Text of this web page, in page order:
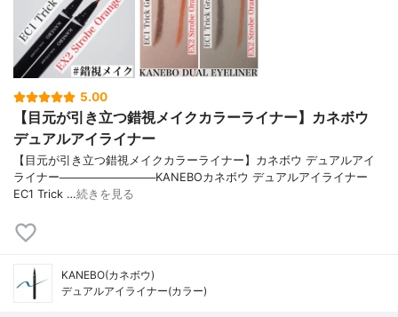
5.00
【目元が引き立つ錯視メイクカラーライナー】カネボウ
デュアルアイライナー
【目元が引き立つ錯視メイクカラーライナー】カネボウ デュアルアイ
ライナー────────────KANEBOカネボウ デュアルアイライナー
EC1 Trick …続きを見る
KANEBO(カネボウ)
デュアルアイライナー(カラー)